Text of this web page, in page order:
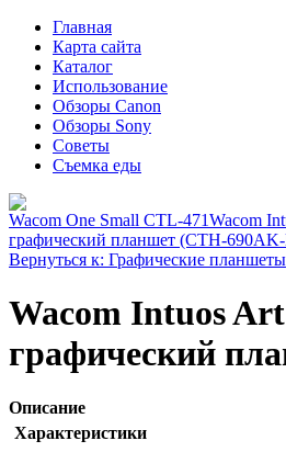
Главная
Карта сайта
Каталог
Использование
Обзоры Canon
Обзоры Sony
Советы
Съемка еды
Wacom One Small CTL-471Wacom
графический планшет (CTH-
Вернуться к: Графические планшеты
Wacom Intuos
графический
Описание
Характеристики